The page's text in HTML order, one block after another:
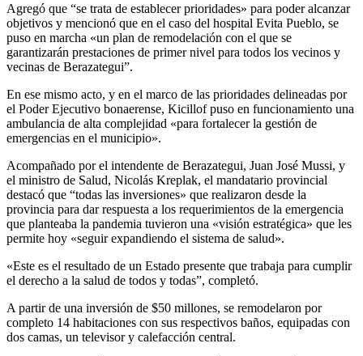
Agregó que “se trata de establecer prioridades» para poder alcanzar
objetivos y mencionó que en el caso del hospital Evita Pueblo, se
puso en marcha «un plan de remodelación con el que se
garantizarán prestaciones de primer nivel para todos los vecinos y
vecinas de Berazategui”.
En ese mismo acto, y en el marco de las prioridades delineadas por
el Poder Ejecutivo bonaerense, Kicillof puso en funcionamiento una
ambulancia de alta complejidad «para fortalecer la gestión de
emergencias en el municipio».
Acompañado por el intendente de Berazategui, Juan José Mussi, y
el ministro de Salud, Nicolás Kreplak, el mandatario provincial
destacó que “todas las inversiones» que realizaron desde la
provincia para dar respuesta a los requerimientos de la emergencia
que planteaba la pandemia tuvieron una «visión estratégica» que les
permite hoy «seguir expandiendo el sistema de salud».
«Este es el resultado de un Estado presente que trabaja para cumplir
el derecho a la salud de todos y todas”, completó.
A partir de una inversión de $50 millones, se remodelaron por
completo 14 habitaciones con sus respectivos baños, equipadas con
dos camas, un televisor y calefacción central.